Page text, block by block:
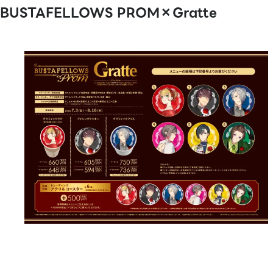
BUSTAFELLOWS PROM×Gratte